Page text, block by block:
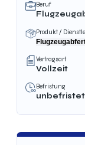
Beruf
Produkt /
Vertragsart
Vollzeit
Befristung
unbefristet